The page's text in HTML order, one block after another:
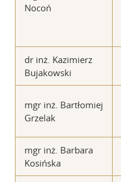
Nocoń
dr inż. Kazimierz
Bujakowski
mgr inż. Bartłomiej
Grzelak
mgr inż. Barbara
Kosińska